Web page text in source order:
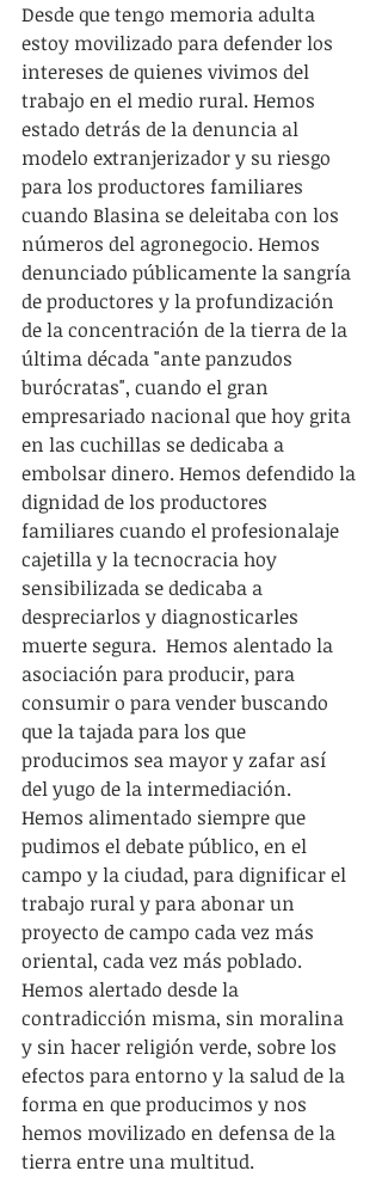
Desde que tengo memoria adulta
estoy movilizado para defender los
intereses de quienes vivimos del
trabajo en el medio rural. Hemos
estado detrás de la denuncia al
modelo extranjerizador y su riesgo
para los productores familiares
cuando Blasina se deleitaba con los
números del agronegocio. Hemos
denunciado públicamente la sangría
de productores y la profundización
de la concentración de la tierra de la
última década "ante panzudos
burócratas", cuando el gran
empresariado nacional que hoy grita
en las cuchillas se dedicaba a
embolsar dinero. Hemos defendido la
dignidad de los productores
familiares cuando el profesionalaje
cajetilla y la tecnocracia hoy
sensibilizada se dedicaba a
despreciarlos y diagnosticarles
muerte segura.  Hemos alentado la
asociación para producir, para
consumir o para vender buscando
que la tajada para los que
producimos sea mayor y zafar así
del yugo de la intermediación.
Hemos alimentado siempre que
pudimos el debate público, en el
campo y la ciudad, para dignificar el
trabajo rural y para abonar un
proyecto de campo cada vez más
oriental, cada vez más poblado.
Hemos alertado desde la
contradicción misma, sin moralina
y sin hacer religión verde, sobre los
efectos para entorno y la salud de la
forma en que producimos y nos
hemos movilizado en defensa de la
tierra entre una multitud.